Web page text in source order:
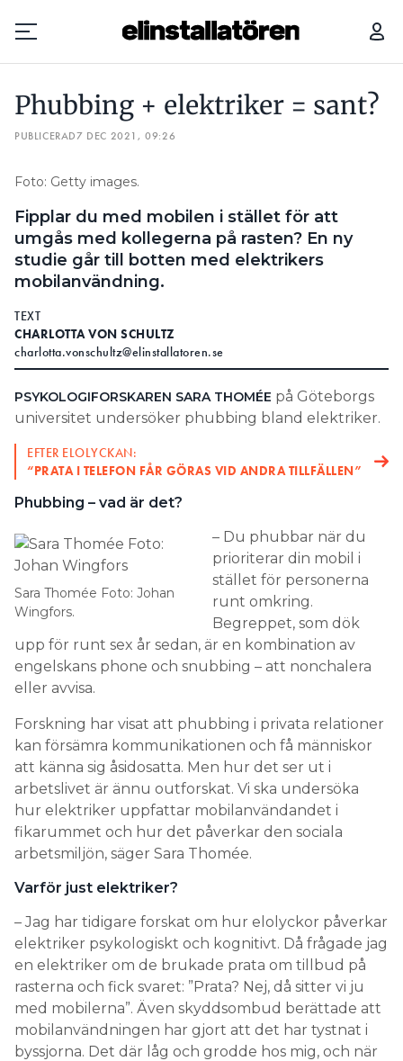
Prenumerera
Hantera prenumeration
Lediga jobb
Annonsera
Läs E-tidningen
Om tidningen
Kontakt
Personuppgifter
SEARCH
Phubbing + elektriker = sant?
PUBLICERAD7 DEC 2021, 09:26
Foto: Getty images.
Fipplar du med mobilen i stället för att
umgås med kollegerna på rasten? En ny
studie går till botten med elektrikers
mobilanvändning.
TEXT
CHARLOTTA VON SCHULTZ
charlotta.vonschultz@elinstallatoren.se
PSYKOLOGIFORSKAREN SARA THOMÉE på Göteborgs
universitet undersöker phubbing bland elektriker.
EFTER ELOLYCKAN:
“PRATA I TELEFON FÅR GÖRAS VID ANDRA TILLFÄLLEN”
Phubbing – vad är det?
Sara Thomée Foto: Johan
Wingfors.
– Du phubbar när du
prioriterar din mobil i
stället för personerna
runt omkring.
Begreppet, som dök
upp för runt sex år sedan, är en kombination av
engelskans phone och snubbing – att nonchalera
eller avvisa.
Forskning har visat att phubbing i privata relationer
kan försämra kommunikationen och få människor
att känna sig åsidosatta. Men hur det ser ut i
arbetslivet är ännu outforskat. Vi ska undersöka
hur elektriker uppfattar mobilanvändandet i
fikarummet och hur det påverkar den sociala
arbetsmiljön, säger Sara Thomée.
Varför just elektriker?
– Jag har tidigare forskat om hur elolyckor påverkar
elektriker psykologiskt och kognitivt. Då frågade jag
en elektriker om de brukade prata om tillbud på
rasterna och fick svaret: ”Prata? Nej, då sitter vi ju
med mobilerna”. Även skyddsombud berättade att
mobilanvändningen har gjort att det har tystnat i
byssjorna. Det där låg och grodde hos mig, och när
PHUBBING + ELEKTRIKER = SANT?